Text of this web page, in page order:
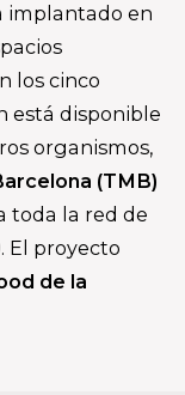
implantado en
los cinco
está disponible
organismos,
(TMB)
toda la red de
El proyecto
de la